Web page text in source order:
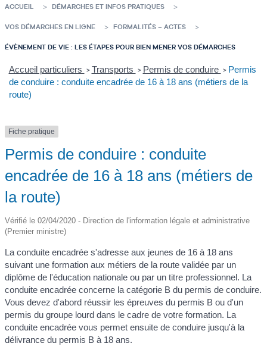
ACCUEIL DÉMARCHES ET INFOS PRATIQUES
VOS DÉMARCHES EN LIGNE FORMALITÉS – ACTES
ÉVÈNEMENT DE VIE : LES ÉTAPES POUR BIEN MENER VOS DÉMARCHES
Accueil particuliers > Transports > Permis de conduire > Permis
de conduire : conduite encadrée de 16 à 18 ans (métiers de la
route)
Fiche pratique
Permis de conduire : conduite
encadrée de 16 à 18 ans (métiers de
la route)
Vérifié le 02/04/2020 - Direction de l'information légale et administrative
(Premier ministre)
La conduite encadrée s'adresse aux jeunes de 16 à 18 ans
suivant une formation aux métiers de la route validée par un
diplôme de l'éducation nationale ou par un titre professionnel. La
conduite encadrée concerne la catégorie B du permis de conduire.
Vous devez d'abord réussir les épreuves du permis B ou d'un
permis du groupe lourd dans le cadre de votre formation. La
conduite encadrée vous permet ensuite de conduire jusqu'à la
délivrance du permis B à 18 ans.